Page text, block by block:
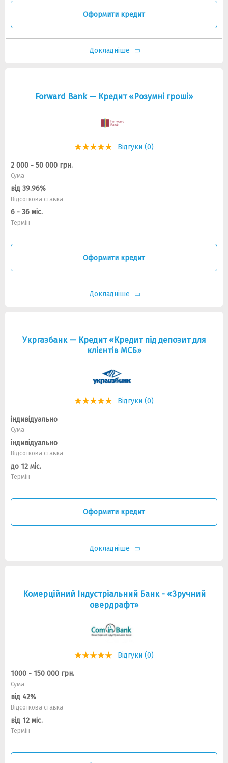
Оформити кредит
Докладніше
Forward Bank — Кредит «Розумні гроші»
Відгуки (0)
2 000 - 50 000 грн.
Сума
від 39.96%
Відсоткова ставка
6 - 36 міс.
Термін
Оформити кредит
Докладніше
Укргазбанк — Кредит «Кредит під депозит для
клієнтів МСБ»
Відгуки (0)
індивідуально
Сума
індивідуально
Відсоткова ставка
до 12 міс.
Термін
Оформити кредит
Докладніше
Комерційний Індустріальний Банк - «Зручний
овердрафт»
Відгуки (0)
1000 - 150 000 грн.
Сума
від 42%
Відсоткова ставка
від 12 міс.
Термін